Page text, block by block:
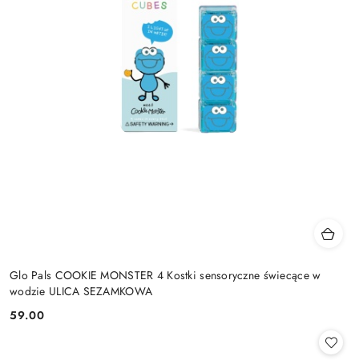
Glo Pals COOKIE MONSTER 4 Kostki sensoryczne świecące w
wodzie ULICA SEZAMKOWA
Cena:
59.00